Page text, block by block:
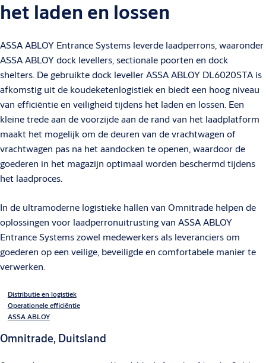
het laden en lossen
ASSA ABLOY Entrance Systems leverde laadperrons, waaronder
ASSA ABLOY dock levellers, sectionale poorten en dock
shelters. De gebruikte dock leveller ASSA ABLOY DL6020STA is
afkomstig uit de koudeketenlogistiek en biedt een hoog niveau
van efficiëntie en veiligheid tijdens het laden en lossen. Een
kleine trede aan de voorzijde aan de rand van het laadplatform
maakt het mogelijk om de deuren van de vrachtwagen of
vrachtwagen pas na het aandocken te openen, waardoor de
goederen in het magazijn optimaal worden beschermd tijdens
het laadproces.
In de ultramoderne logistieke hallen van Omnitrade helpen de
oplossingen voor laadperronuitrusting van ASSA ABLOY
Entrance Systems zowel medewerkers als leveranciers om
goederen op een veilige, beveiligde en comfortabele manier te
verwerken.
Distributie en logistiek
Operationele efficiëntie
ASSA ABLOY
Omnitrade, Duitsland